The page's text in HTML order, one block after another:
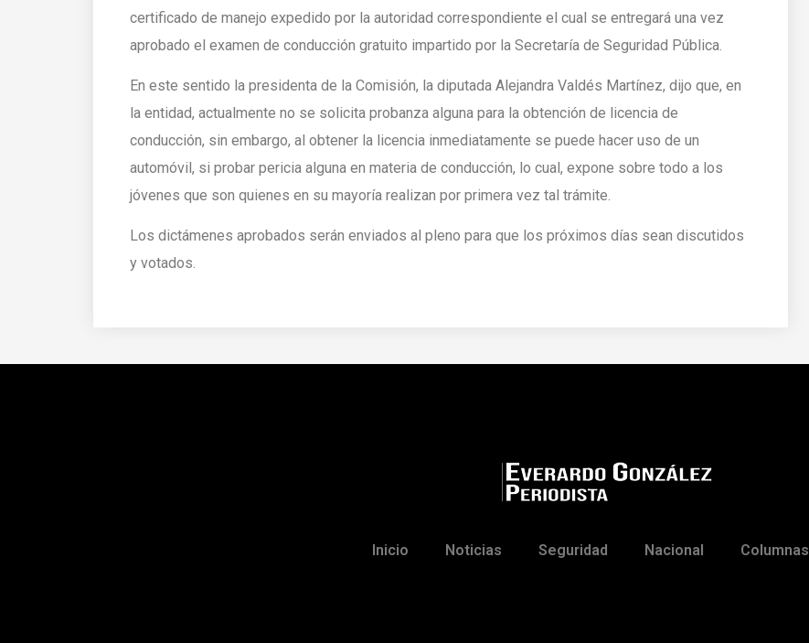
certificado de manejo expedido por la autoridad correspondiente el cual se entregará una vez
aprobado el examen de conducción gratuito impartido por la Secretaría de Seguridad Pública.
En este sentido la presidenta de la Comisión, la diputada Alejandra Valdés Martínez, dijo que, en
la entidad, actualmente no se solicita probanza alguna para la obtención de licencia de
conducción, sin embargo, al obtener la licencia inmediatamente se puede hacer uso de un
automóvil, si probar pericia alguna en materia de conducción, lo cual, expone sobre todo a los
jóvenes que son quienes en su mayoría realizan por primera vez tal trámite.
Los dictámenes aprobados serán enviados al pleno para que los próximos días sean discutidos
y votados.
Inicio Noticias Seguridad Nacional Columnas